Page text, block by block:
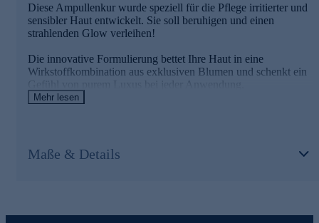
Diese Ampullenkur wurde speziell für die Pflege irritierter und
sensibler Haut entwickelt. Sie soll beruhigen und einen
strahlenden Glow verleihen!
Die innovative Formulierung bettet Ihre Haut in eine
Wirkstoffkombination aus exklusiven Blumen und schenkt ein
Gefühl von purem Luxus bei jeder Anwendung.
Der wertvolle Orchideenextrakt unterstützt die Leuchtkraft der
Mehr lesen
Maße & Details